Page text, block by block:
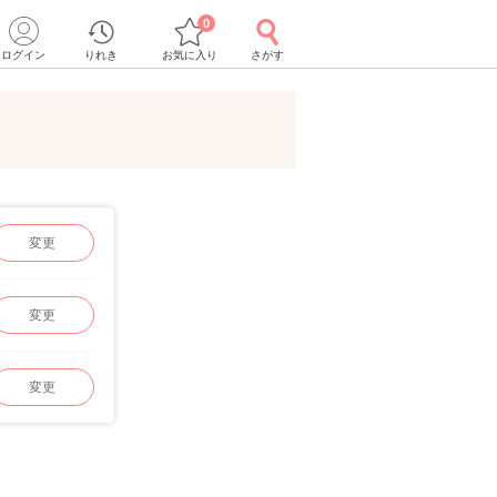
ログイン りれき お気に入り
0
さがす
変更
変更
変更